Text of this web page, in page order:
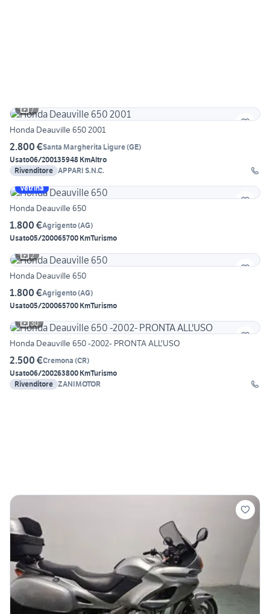
7
Honda Deauville 650 2001
2.800 €Santa Margherita Ligure(GE)
Usato06/200135948 KmAltro
Rivenditore APPARI S.N.C.
Vetrina
Honda Deauville 650
1.800 €Agrigento(AG)
Usato05/200065700 KmTurismo
2
Honda Deauville 650
1.800 €Agrigento(AG)
Usato05/200065700 KmTurismo
30
Honda Deauville 650 -2002- PRONTA ALL'USO
2.500 €Cremona (CR)
Usato06/200263800 KmTurismo
Rivenditore ZANIMOTOR